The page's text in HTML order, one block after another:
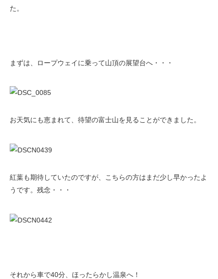
た。
まずは、ロープウェイに乗って山頂の展望台へ・・・
お天気にも恵まれて、待望の富士山を見ることができました。
紅葉も期待していたのですが、こちらの方はまだ少し早かったよ
うです。残念・・・
それから車で40分、ほったらかし温泉へ！